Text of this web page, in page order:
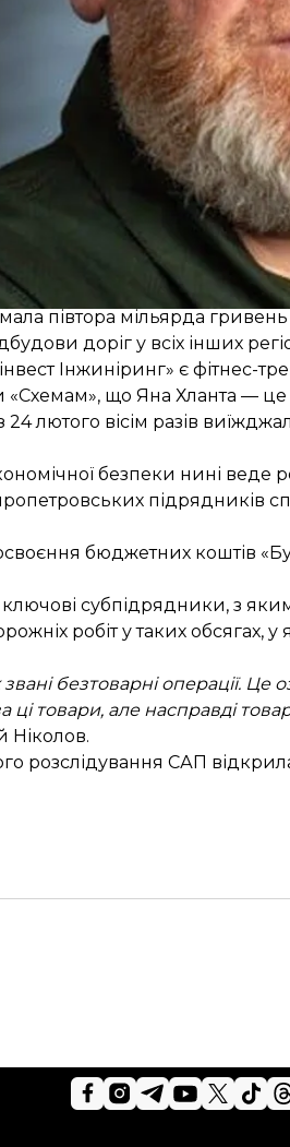
САП поки не коментували
розслідуваннях з'ясували,
півтора мільярда
доріг у всіх інших
Інжиніринг» є фітнес-
що Яна Хланта — це
лютого вісім разів
безпеки нині веде
підрядників
бюджетних коштів
субпідрядники, з
робіт у таких обсягах,
безтоварні операції.
товари, але насправді
Ніколов.
розслідування САП